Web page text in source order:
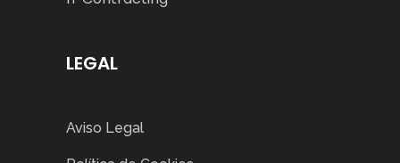
LEGAL
Aviso Legal